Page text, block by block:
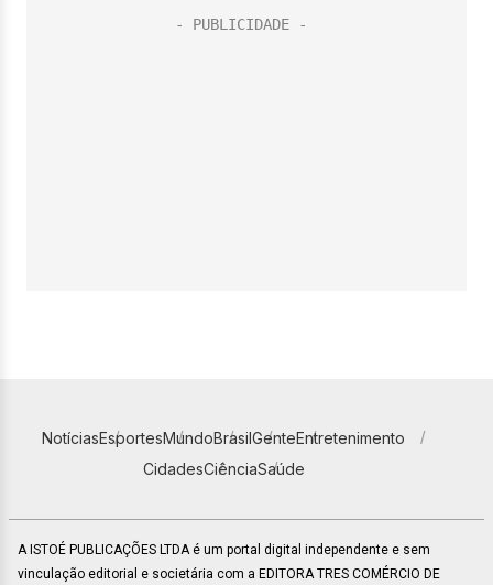
NotíciasEsportesMundoBrasilGenteEntretenimento
CidadesCiênciaSaúde
A ISTOÉ PUBLICAÇÕES LTDA é um portal digital independente e sem
vinculação editorial e societária com a EDITORA TRES COMÉRCIO DE